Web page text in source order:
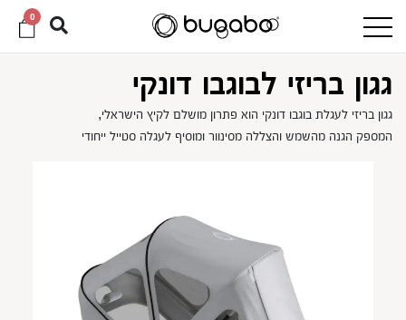
0
גגון בריזי לבוגבו דונקי
גגון בריזי לעגלת בוגבו דונקי הוא פתרון מושלם לקיץ הישראלי,
המספק הגנה מהשמש והצללה מסינוור ומוסיף לעגלה סטייל ייחודי